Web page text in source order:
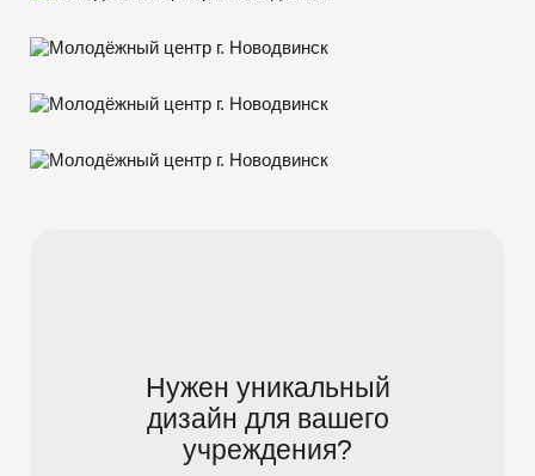
Нужен уникальный
дизайн для вашего
учреждения?